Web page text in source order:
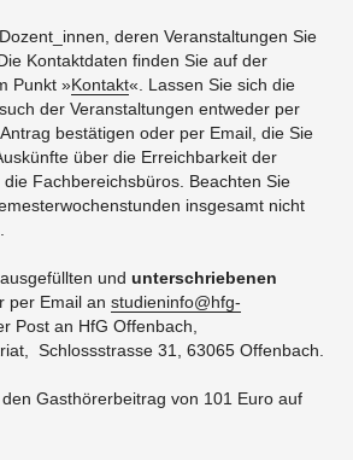
deren Veranstaltungen Sie
Kontaktdaten finden Sie auf der
Punkt »Kontakt«. Lassen Sie sich die
der Veranstaltungen entweder per
bestätigen oder per Email, die Sie
über die Erreichbarkeit der
Fachbereichsbüros. Beachten Sie
insgesamt nicht
und unterschriebenen
per Email an studieninfo@hfg-
Post an HfG Offenbach,
Schlossstrasse 31, 63065 Offenbach.
Gasthörerbeitrag von 101 Euro auf